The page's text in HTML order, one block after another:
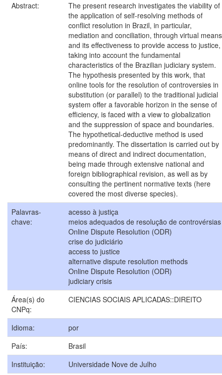
Abstract:
The present research investigates the viability of
the application of self-resolving methods of
conflict resolution in Brazil, in particular,
mediation and conciliation, through virtual means
and its effectiveness to provide access to justice,
taking into account the fundamental
characteristics of the Brazilian judiciary system.
The hypothesis presented by this work, that
online tools for the resolution of controversies in
substitution (or parallel) to the traditional judicial
system offer a favorable horizon in the sense of
efficiency, is faced with a view to globalization
and the suppression of space and boundaries.
The hypothetical-deductive method is used
predominantly. The dissertation is carried out by
means of direct and indirect documentation,
being made through extensive national and
foreign bibliographical revision, as well as by
consulting the pertinent normative texts (here
covered the most diverse species).
Palavras-
chave:
acesso à justiça
meios adequados de resolução de controvérsias
Online Dispute Resolution (ODR)
crise do judiciário
access to justice
alternative dispute resolution methods
Online Dispute Resolution (ODR)
judiciary crisis
Área(s) do
CNPq:
CIENCIAS SOCIAIS APLICADAS::DIREITO
Idioma:
por
País:
Brasil
Instituição:
Universidade Nove de Julho